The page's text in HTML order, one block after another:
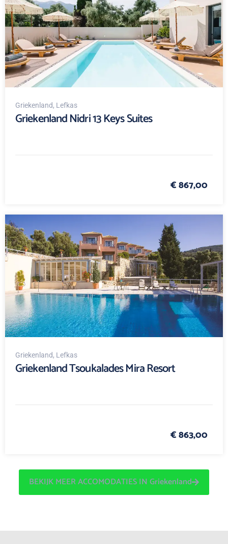
Griekenland, Lefkas
Griekenland Nidri 13 Keys Suites
€ 867,00
Griekenland, Lefkas
Griekenland Tsoukalades Mira Resort
€ 863,00
BEKIJK MEER ACCOMODATIES IN Griekenland